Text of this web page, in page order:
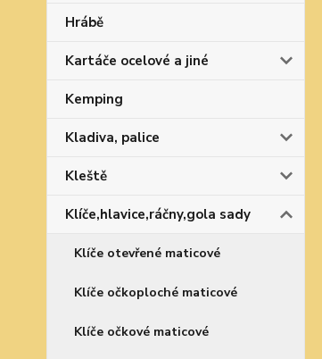
Hrábě
Kartáče ocelové a jiné
Kemping
Kladiva, palice
Kleště
Klíče,hlavice,ráčny,gola sady
Klíče otevřené maticové
Klíče očkoploché maticové
Klíče očkové maticové